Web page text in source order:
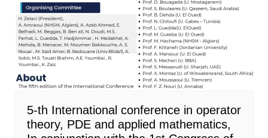
5-th International conference in operator
theory, PDE and applied mathematics,